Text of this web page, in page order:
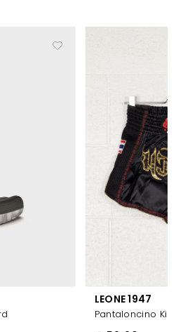
LEONE 1947
Pantaloncino